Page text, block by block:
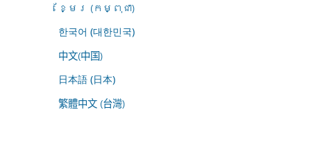
ខ្មែរ (កម្ពុជា)
한국어 (대한민국)
中文(中国)
日本語 (日本)
繁體中文 (台灣)